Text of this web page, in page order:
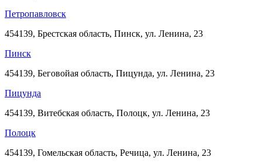
Петропавловск
454139, Брестская область, Пинск, ул. Ленина, 23
Пинск
454139, Беговойая область, Пицунда, ул. Ленина, 23
Пицунда
454139, Витебская область, Полоцк, ул. Ленина, 23
Полоцк
454139, Гомельская область, Речица, ул. Ленина, 23